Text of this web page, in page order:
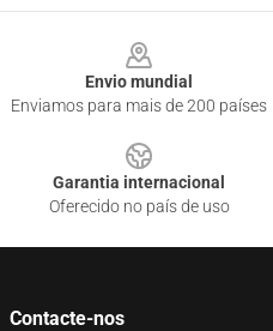
Envio mundial
Enviamos para mais de 200 países
Garantia internacional
Oferecido no país de uso
Contacte-nos